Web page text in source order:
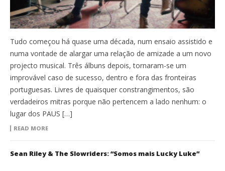
Tudo começou há quase uma década, num ensaio assistido e
numa vontade de alargar uma relação de amizade a um novo
projecto musical. Três álbuns depois, tornaram-se um
improvável caso de sucesso, dentro e fora das fronteiras
portuguesas. Livres de quaisquer constrangimentos, são
verdadeiros mitras porque não pertencem a lado nenhum: o
lugar dos PAUS […]
READ MORE
Sean Riley & The Slowriders: “Somos mais Lucky Luke”